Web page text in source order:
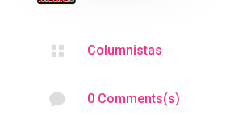
 Columnistas
 0 Comments(s)